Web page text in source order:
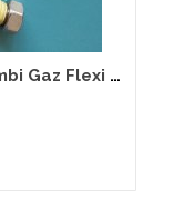
90 cm Flex 3/4 - 3/4 (316L) Kombi Gaz Flexi TS 13890